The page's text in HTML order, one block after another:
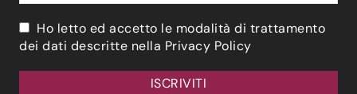
Ho letto ed accetto le modalità di trattamento
dei dati descritte nella Privacy Policy